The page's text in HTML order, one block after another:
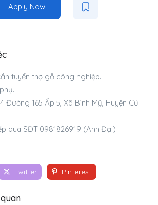
Apply Now
tuyển thợ gỗ công nghiệp.
Đường 165 Ấp 5, Xã Bình Mỹ, Huyện Củ
qua SĐT 0981826919 (Anh Đại)
Twitter Pinterest